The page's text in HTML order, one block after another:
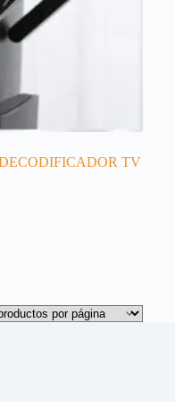
TV